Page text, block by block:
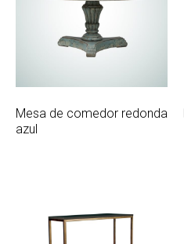
Mesa de comedor redonda
azul